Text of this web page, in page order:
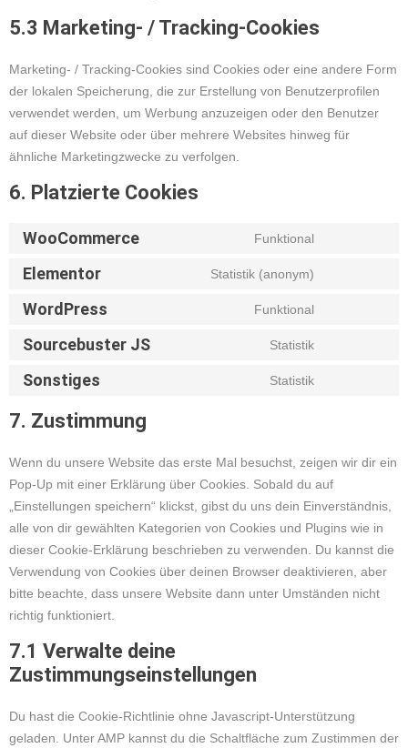
5.3 Marketing- / Tracking-Cookies
Marketing- / Tracking-Cookies sind Cookies oder eine andere Form
der lokalen Speicherung, die zur Erstellung von Benutzerprofilen
verwendet werden, um Werbung anzuzeigen oder den Benutzer
auf dieser Website oder über mehrere Websites hinweg für
ähnliche Marketingzwecke zu verfolgen.
6. Platzierte Cookies
WooCommerce Funktional
Elementor Statistik (anonym)
WordPress Funktional
Sourcebuster JS Statistik
Sonstiges Statistik
7. Zustimmung
Wenn du unsere Website das erste Mal besuchst, zeigen wir dir ein
Pop-Up mit einer Erklärung über Cookies. Sobald du auf
„Einstellungen speichern“ klickst, gibst du uns dein Einverständnis,
alle von dir gewählten Kategorien von Cookies und Plugins wie in
dieser Cookie-Erklärung beschrieben zu verwenden. Du kannst die
Verwendung von Cookies über deinen Browser deaktivieren, aber
bitte beachte, dass unsere Website dann unter Umständen nicht
richtig funktioniert.
7.1 Verwalte deine
Zustimmungseinstellungen
Du hast die Cookie-Richtlinie ohne Javascript-Unterstützung
geladen. Unter AMP kannst du die Schaltfläche zum Zustimmen der